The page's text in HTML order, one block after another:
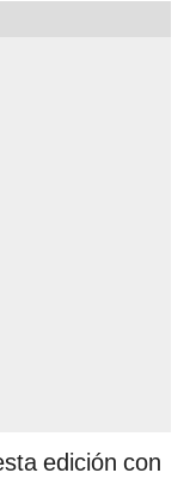
edición con